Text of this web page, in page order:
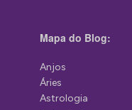
Mapa do Blog:
Anjos
Áries
Astrologia